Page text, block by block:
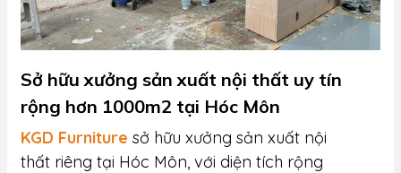
Sở hữu xưởng sản xuất nội thất uy tín
rộng hơn 1000m2 tại Hóc Môn
KGD Furniture sở hữu xưởng sản xuất nội
thất riêng tại Hóc Môn, với diện tích rộng